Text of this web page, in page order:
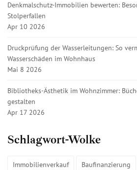
Denkmalschutz-Immobilien bewerten:
Stolperfallen
Apr 10 2026
Druckprüfung der Wasserleitungen: So
Wasserschäden im Wohnhaus
Mai 8 2026
Bibliotheks-Ästhetik im Wohnzimmer:
gestalten
Apr 17 2026
Schlagwort-Wolke
Immobilienverkauf Baufinanzierung